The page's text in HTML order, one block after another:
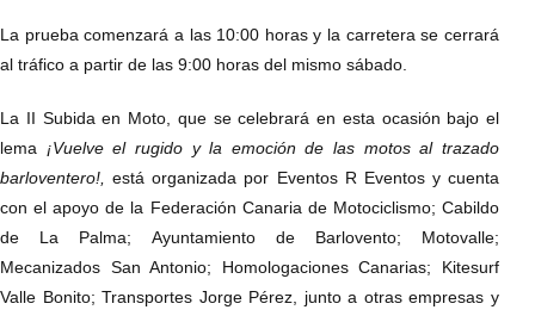
La prueba comenzará a las 10:00 horas y la carretera se cerrará
al tráfico a partir de las 9:00 horas del mismo sábado.
La II Subida en Moto, que se celebrará en esta ocasión bajo el
lema ¡Vuelve el rugido y la emoción de las motos al trazado
barloventero!, está organizada por Eventos R Eventos y cuenta
con el apoyo de la Federación Canaria de Motociclismo; Cabildo
de La Palma; Ayuntamiento de Barlovento; Motovalle;
Mecanizados San Antonio; Homologaciones Canarias; Kitesurf
Valle Bonito; Transportes Jorge Pérez, junto a otras empresas y